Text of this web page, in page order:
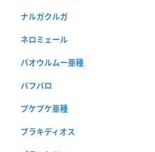
ナルガクルガ
ネロミェール
パオウルムー亜種
バフバロ
プケプケ亜種
ブラキディオス